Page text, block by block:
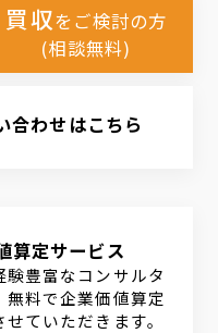
買収をご検討の方
(相談無料)
合わせはこちら
算定サービス
験豊富なコンサルタ
無料で企業価値算定
せていただきます。